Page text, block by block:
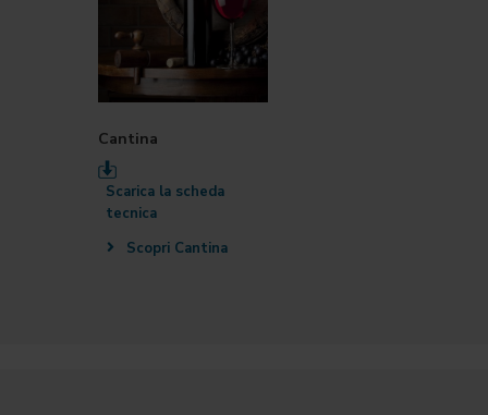
Cantina
Scarica la scheda
tecnica
Scopri Cantina